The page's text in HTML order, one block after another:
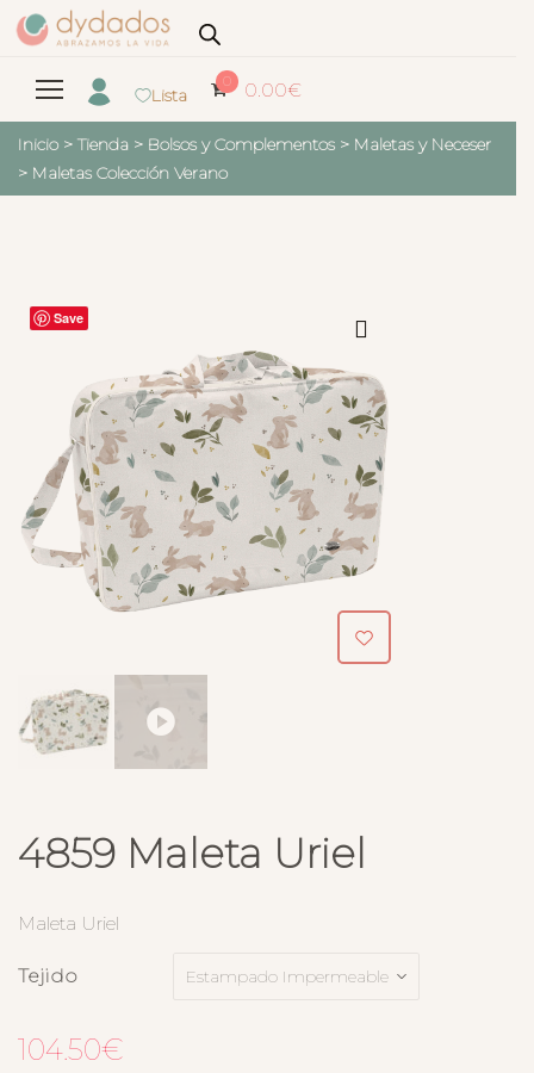
Lista
0 0.00€
Inicio > Tienda > Bolsos y Complementos > Maletas y Neceser
> Maletas Colección Verano
Save
4859 Maleta Uriel
Maleta Uriel
Tejido
104.50€